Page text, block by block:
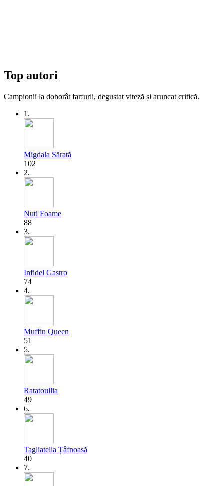
Top autori
Campionii la doborât farfurii, degustat viteză și aruncat critică.
1.
Migdala Sărată
102
2.
Nuți Foame
88
3.
Infidel Gastro
74
4.
Muffin Queen
51
5.
Ratatoullia
49
6.
Tagliatella Țâfnoasă
40
7.